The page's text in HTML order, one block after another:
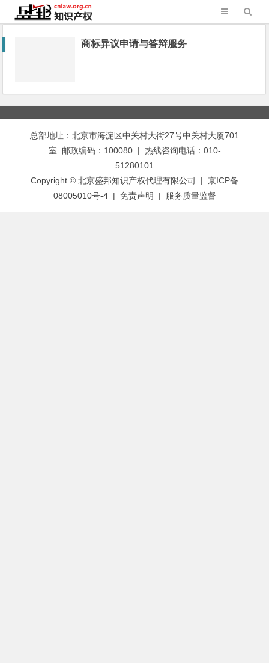
商标异议申请与答辩服务
总部地址：北京市海淀区中关村大街27号中关村大厦701
室 邮政编码：100080 | 热线咨询电话：010-
51280101
Copyright © 北京盛邦知识产权代理有限公司 | 京ICP备
08005010号-4 | 免责声明 | 服务质量监督